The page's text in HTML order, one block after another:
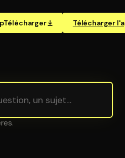
Télécharger Télécharger